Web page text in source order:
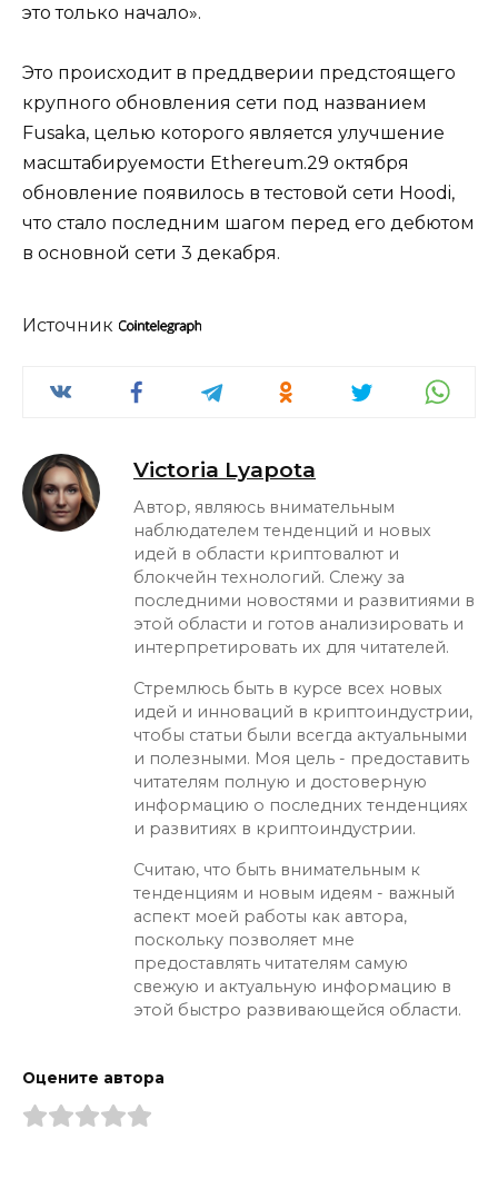
это только начало».
Это происходит в преддверии предстоящего
крупного обновления сети под названием
Fusaka, целью которого является улучшение
масштабируемости Ethereum.29 октября
обновление появилось в тестовой сети Hoodi,
что стало последним шагом перед его дебютом
в основной сети 3 декабря.
Источник
Victoria Lyapota
Автор, являюсь внимательным
наблюдателем тенденций и новых
идей в области криптовалют и
блокчейн технологий. Слежу за
последними новостями и развитиями в
этой области и готов анализировать и
интерпретировать их для читателей.
Стремлюсь быть в курсе всех новых
идей и инноваций в криптоиндустрии,
чтобы статьи были всегда актуальными
и полезными. Моя цель - предоставить
читателям полную и достоверную
информацию о последних тенденциях
и развитиях в криптоиндустрии.
Считаю, что быть внимательным к
тенденциям и новым идеям - важный
аспект моей работы как автора,
поскольку позволяет мне
предоставлять читателям самую
свежую и актуальную информацию в
этой быстро развивающейся области.
Оцените автора